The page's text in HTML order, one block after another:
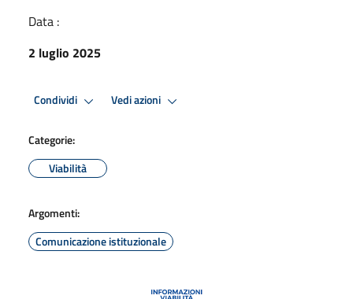
Data :
2 luglio 2025
Condividi Vedi azioni
Categorie:
Viabilità
Argomenti:
Comunicazione istituzionale